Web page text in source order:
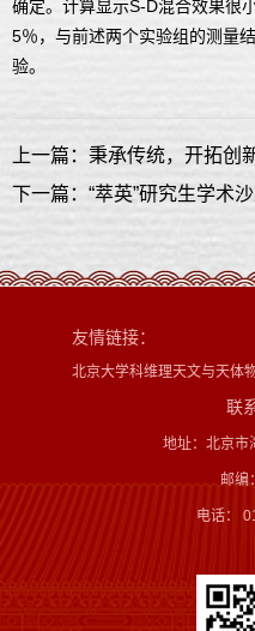
确定。计算显示S-D混合效果很
5％，与前述两个实验组的测量
验。
下一篇：“萃英”研究生学术
友情链接：
北京大学科维理天文与天体
联
地址：北京市
邮编
电话：